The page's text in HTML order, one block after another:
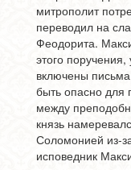
митрополит
переводил на
Феодорита.
этого
включены
быть опасно для
между
князь
Соломонией из-
исповедник